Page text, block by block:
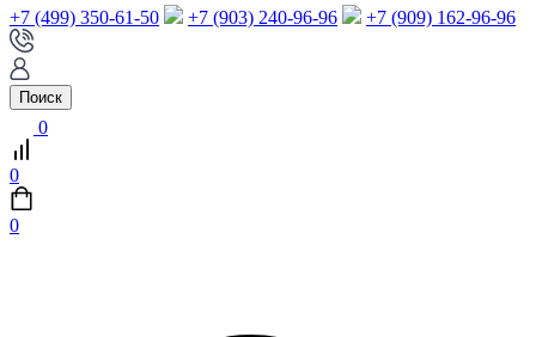
+7 (499) 350-61-50 +7 (903) 240-96-96 +7 (909) 162-96-96
Поиск
0
0
0